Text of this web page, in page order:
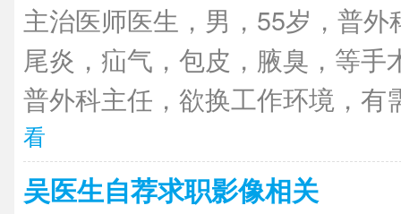
主治医师医生，男，55岁，普
尾炎，疝气，包皮，腋臭，等手
普外科主任，欲换工作环境，有
看
吴医生自荐求职影像相关